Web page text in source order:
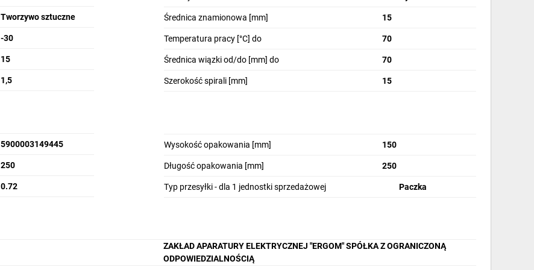
Tworzywo sztuczne
-30
15
1,5
Średnica znamionowa [mm] 15
Temperatura pracy [°C] do 70
Średnica wiązki od/do [mm] do 70
Szerokość spirali [mm] 15
5900003149445
250
0.72
Wysokość opakowania [mm] 150
Długość opakowania [mm] 250
Typ przesyłki - dla 1 jednostki sprzedażowej Paczka
ZAKŁAD APARATURY ELEKTRYCZNEJ "ERGOM" SPÓŁKA Z OGRANICZONĄ
ODPOWIEDZIALNOŚCIĄ